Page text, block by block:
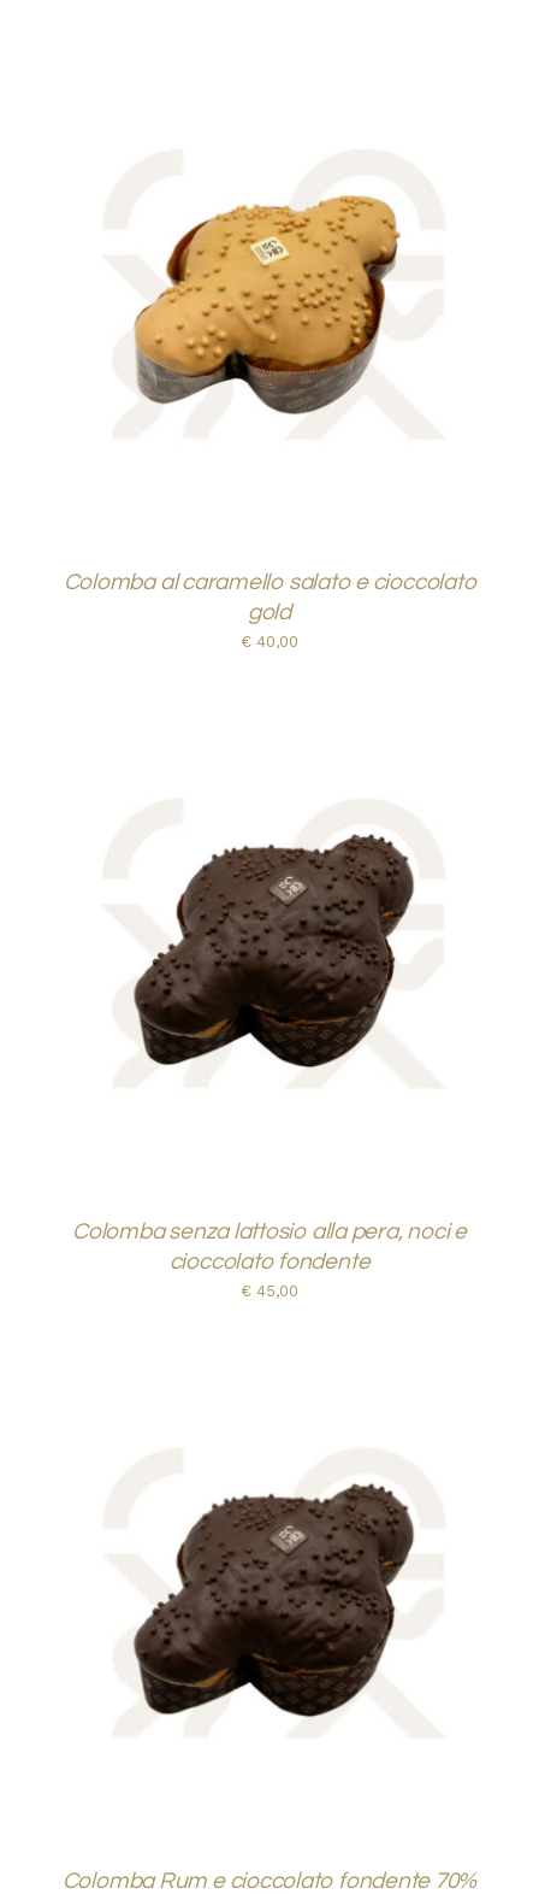
AGGIUNGI AL CARRELLO
/
DETTAGLI
Colomba al caramello salato e cioccolato
gold
€ 40,00
AGGIUNGI AL CARRELLO
/
DETTAGLI
Colomba senza lattosio alla pera, noci e
cioccolato fondente
€ 45,00
AGGIUNGI AL CARRELLO
DETTAGLI
Colomba Rum e cioccolato fondente 70%